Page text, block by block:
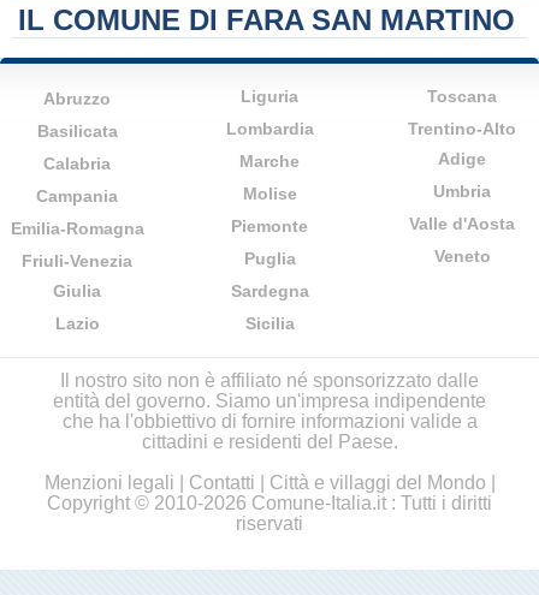
IL COMUNE DI FARA SAN MARTINO
Abruzzo
Basilicata
Calabria
Campania
Emilia-Romagna
Friuli-Venezia
Giulia
Lazio
Liguria
Lombardia
Marche
Molise
Piemonte
Puglia
Sardegna
Sicilia
Toscana
Trentino-Alto
Adige
Umbria
Valle d'Aosta
Veneto
Il nostro sito non è affiliato né sponsorizzato dalle
entità del governo. Siamo un'impresa indipendente
che ha l'obbiettivo di fornire informazioni valide a
cittadini e residenti del Paese.
Menzioni legali
Contatti Città e villaggi del Mondo
Copyright © 2010-2026 Comune-Italia.it : Tutti i diritti
riservati